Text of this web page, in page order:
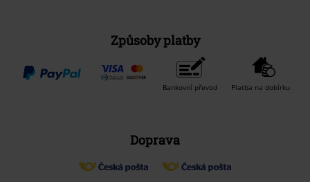
Způsoby platby
Bankovní převod Platba na dobírku
Doprava